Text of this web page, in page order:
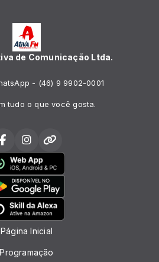
de Comunicação Ltda.
- (46) 9 9902-0001
tudo o que você gosta.
Página Inicial
Programação